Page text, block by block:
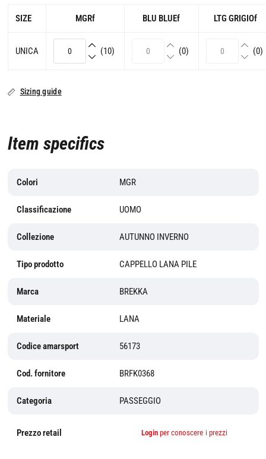
SIZE MGRf BLU BLUEf LTG GRIGIOf
UNICA (10) (0) (0)
Sizing guide
Item specifics
Colori MGR
Classificazione UOMO
Collezione AUTUNNO INVERNO
Tipo prodotto CAPPELLO LANA PILE
Marca BREKKA
Materiale LANA
Codice amarsport 56173
Cod. fornitore BRFK0368
Categoria PASSEGGIO
Prezzo retail Login per conoscere i prezzi